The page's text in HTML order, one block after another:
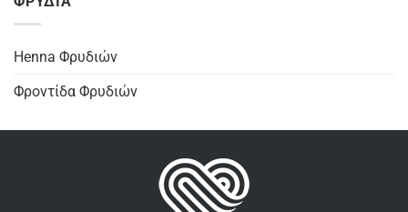
Henna Φρυδιών
Φροντίδα Φρυδιών